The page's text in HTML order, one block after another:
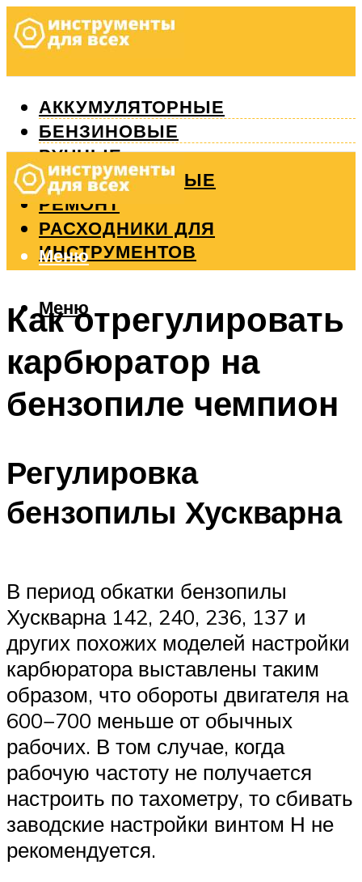
АККУМУЛЯТОРНЫЕ
БЕНЗИНОВЫЕ
РУЧНЫЕ
ИЗМЕРИТЕЛЬНЫЕ
РЕМОНТ
РАСХОДНИКИ ДЛЯ
ИНСТРУМЕНТОВ
Меню
Меню
Как отрегулировать
карбюратор на
бензопиле чемпион
Регулировка
бензопилы Хускварна
В период обкатки бензопилы
Хускварна 142, 240, 236, 137 и
других похожих моделей настройки
карбюратора выставлены таким
образом, что обороты двигателя на
600−700 меньше от обычных
рабочих. В том случае, когда
рабочую частоту не получается
настроить по тахометру, то сбивать
заводские настройки винтом Н не
рекомендуется.